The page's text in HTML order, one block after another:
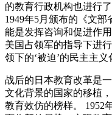
的教育行政机构也进行
1949年5月颁布的《文
能是发挥咨询和促进作
美国占领军的指导下进
领下的‘被迫’的民主主义
战后的日本教育改革是
文化背景的国家的移植
教育效仿的榜样。 1952